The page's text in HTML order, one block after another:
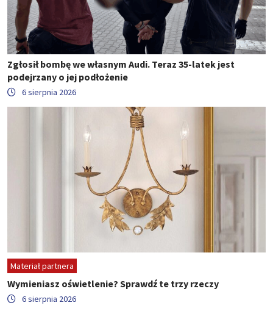
Zgłosił bombę we własnym Audi. Teraz 35-latek jest
podejrzany o jej podłożenie
6 sierpnia 2026
Materiał partnera
Wymieniasz oświetlenie? Sprawdź te trzy rzeczy
6 sierpnia 2026